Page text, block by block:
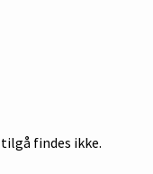
findes ikke.